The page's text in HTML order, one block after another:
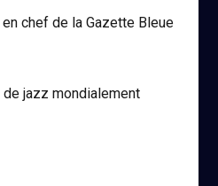
chef de la Gazette Bleue
de jazz mondialement